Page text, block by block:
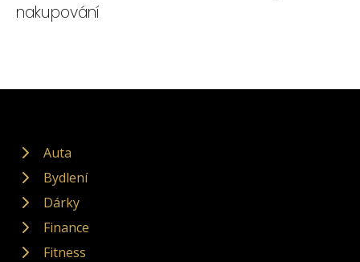
nakupování
Auta
Bydlení
Dárky
Finance
Fitness